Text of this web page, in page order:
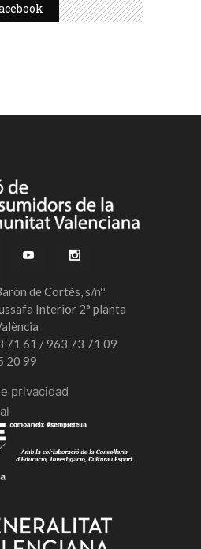
de Cortés, s/nº
Interior 2ª planta
71 61 / 963 73 71 09
20 99
privacidad